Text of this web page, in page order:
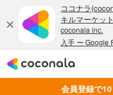
会員登録で